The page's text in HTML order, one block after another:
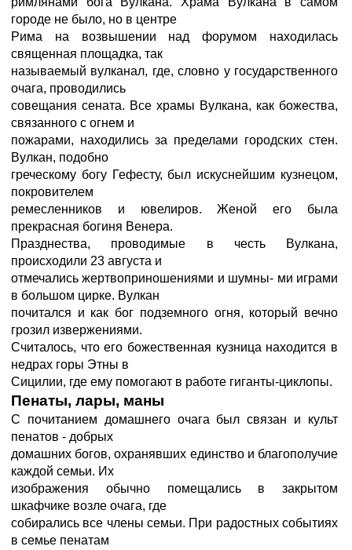
городе не было, но в центре
Рима на возвышении над форумом находилась
священная площадка, так
называемый вулканал, где, словно у государственного
очага, проводились
совещания сената. Все храмы Вулкана, как божества,
связанного с огнем и
пожарами, находились за пределами городских стен.
Вулкан, подобно
греческому богу Гефесту, был искуснейшим кузнецом,
покровителем
ремесленников и ювелиров. Женой его была
прекрасная богиня Венера.
Празднества, проводимые в честь Вулкана,
происходили 23 августа и
отмечались жертвоприношениями и шумны- ми играми
в большом цирке. Вулкан
почитался и как бог подземного огня, который вечно
грозил извержениями.
Считалось, что его божественная кузница находится в
недрах горы Этны в
Сицилии, где ему помогают в работе гиганты-циклопы.
Пенаты, лары, маны
С почитанием домашнего очага был связан и культ
пенатов - добрых
домашних богов, охранявших единство и благополучие
каждой семьи. Их
изображения обычно помещались в закрытом
шкафчике возле очага, где
собирались все члены семьи. При радостных событиях
в семье пенатам